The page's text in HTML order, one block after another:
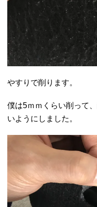
やすりで削ります。
僕は5ｍｍくらい削って
いようにしました。